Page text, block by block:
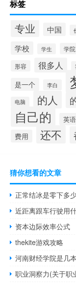
标签
专业 中国
学校 学生 学院
形容 很多人
是一个
李白
电脑 的人
自己的 英语
费用 还不
猜你想看的文章
正常结冰是零下多
近距离跟车行驶用
资本边际效率公式
thekite游戏攻略
河南财经学院是几
职业洞察力(关于职